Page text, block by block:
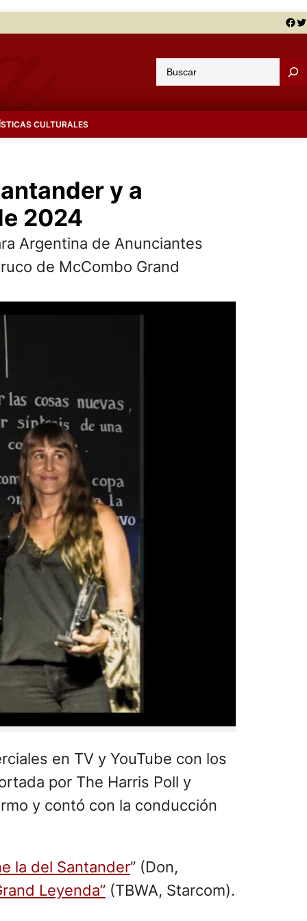
Facebook Twitter
u
a
CULTURALES
y a
2024
Argentina de Anunciantes
de McCombo Grand
en TV y YouTube con los
por The Harris Poll y
y contó con la conducción
la del Santander” (Don,
Leyenda” (TBWA, Starcom).